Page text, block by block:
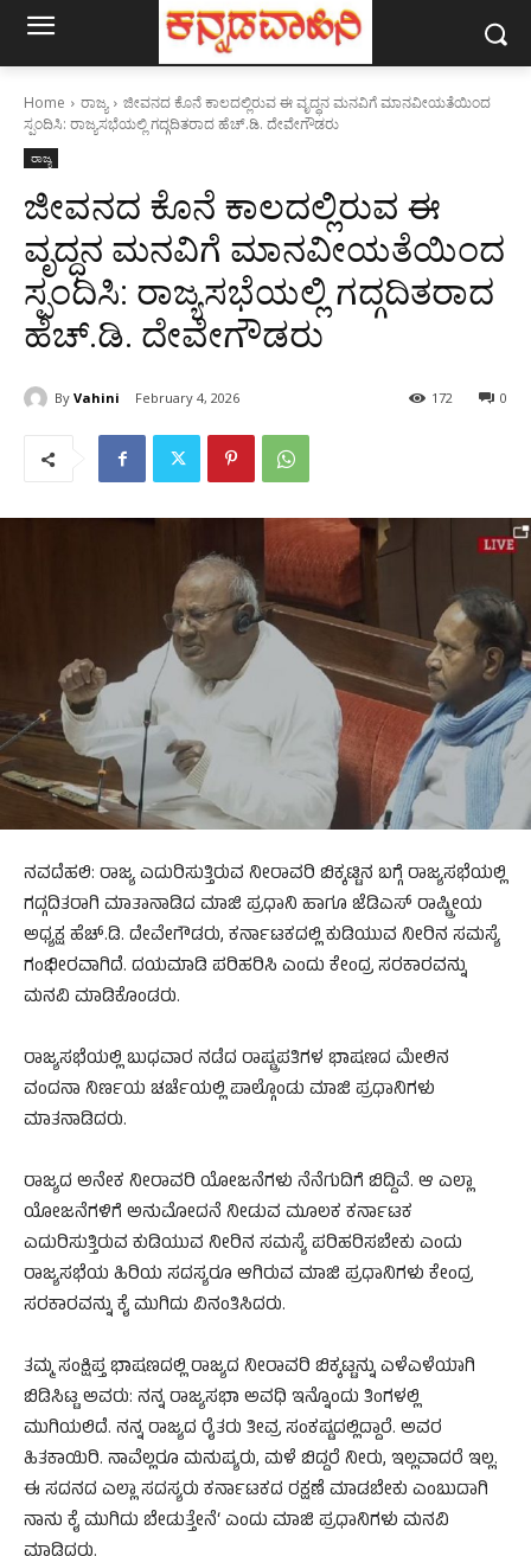
Home ರಾಜ್ಯ
ಜೀವನದ ಕೊನೆ ಕಾಲದಲ್ಲಿರುವ ಈ ವೃದ್ಧನ ಮನವಿಗೆ ಮಾನವೀಯತೆಯಿಂದ
ಸ್ಪಂದಿಸಿ: ರಾಜ್ಯಸಭೆಯಲ್ಲಿ ಗದ್ಗದಿತರಾದ ಹೆಚ್.ಡಿ. ದೇವೇಗೌಡರು
ರಾಜ್ಯ
ಜೀವನದ ಕೊನೆ ಕಾಲದಲ್ಲಿರುವ ಈ
ವೃದ್ಧನ ಮನವಿಗೆ ಮಾನವೀಯತೆಯಿಂದ
ಸ್ಪಂದಿಸಿ: ರಾಜ್ಯಸಭೆಯಲ್ಲಿ ಗದ್ಗದಿತರಾದ
ಹೆಚ್.ಡಿ. ದೇವೇಗೌಡರು
By Vahini February 4, 2026 0
172
ನವದೆಹಲಿ: ರಾಜ್ಯ ಎದುರಿಸುತ್ತಿರುವ ನೀರಾವರಿ ಬಿಕ್ಕಟ್ಟಿನ ಬಗ್ಗೆ ರಾಜ್ಯಸಭೆಯಲ್ಲಿ
ಗದ್ಗದಿತರಾಗಿ ಮಾತಾನಾಡಿದ ಮಾಜಿ ಪ್ರಧಾನಿ ಹಾಗೂ ಜೆಡಿಎಸ್ ರಾಷ್ಟ್ರೀಯ
ಅಧ್ಯಕ್ಷ ಹೆಚ್.ಡಿ. ದೇವೇಗೌಡರು, ಕರ್ನಾಟಕದಲ್ಲಿ ಕುಡಿಯುವ ನೀರಿನ ಸಮಸ್ಯೆ
ಗಂಭೀರವಾಗಿದೆ. ದಯಮಾಡಿ ಪರಿಹರಿಸಿ ಎಂದು ಕೇಂದ್ರ ಸರಕಾರವನ್ನು
ಮನವಿ ಮಾಡಿಕೊಂಡರು.
ರಾಜ್ಯಸಭೆಯಲ್ಲಿ ಬುಧವಾರ ನಡೆದ ರಾಷ್ಟ್ರಪತಿಗಳ ಭಾಷಣದ ಮೇಲಿನ
ವಂದನಾ ನಿರ್ಣಯ ಚರ್ಚೆಯಲ್ಲಿ ಪಾಲ್ಗೊಂಡು ಮಾಜಿ ಪ್ರಧಾನಿಗಳು
ಮಾತನಾಡಿದರು.
ರಾಜ್ಯದ ಅನೇಕ ನೀರಾವರಿ ಯೋಜನೆಗಳು ನೆನೆಗುದಿಗೆ ಬಿದ್ದಿವೆ. ಆ ಎಲ್ಲಾ
ಯೋಜನೆಗಳಿಗೆ ಅನುಮೋದನೆ ನೀಡುವ ಮೂಲಕ ಕರ್ನಾಟಕ
ಎದುರಿಸುತ್ತಿರುವ ಕುಡಿಯುವ ನೀರಿನ ಸಮಸ್ಯೆ ಪರಿಹರಿಸಬೇಕು ಎಂದು
ರಾಜ್ಯಸಭೆಯ ಹಿರಿಯ ಸದಸ್ಯರೂ ಆಗಿರುವ ಮಾಜಿ ಪ್ರಧಾನಿಗಳು ಕೇಂದ್ರ
ಸರಕಾರವನ್ನು ಕೈ ಮುಗಿದು ವಿನಂತಿಸಿದರು.
ತಮ್ಮ ಸಂಕ್ಷಿಪ್ತ ಭಾಷಣದಲ್ಲಿ ರಾಜ್ಯದ ನೀರಾವರಿ ಬಿಕ್ಕಟ್ಟನ್ನು ಎಳೆಎಳೆಯಾಗಿ
ಬಿಡಿಸಿಟ್ಟ ಅವರು: ನನ್ನ ರಾಜ್ಯಸಭಾ ಅವಧಿ ಇನ್ನೊಂದು ತಿಂಗಳಲ್ಲಿ
ಮುಗಿಯಲಿದೆ. ನನ್ನ ರಾಜ್ಯದ ರೈತರು ತೀವ್ರ ಸಂಕಷ್ಟದಲ್ಲಿದ್ದಾರೆ. ಅವರ
ಹಿತಕಾಯಿರಿ. ನಾವೆಲ್ಲರೂ ಮನುಷ್ಯರು, ಮಳೆ ಬಿದ್ದರೆ ನೀರು, ಇಲ್ಲವಾದರೆ ಇಲ್ಲ.
ಈ ಸದನದ ಎಲ್ಲಾ ಸದಸ್ಯರು ಕರ್ನಾಟಕದ ರಕ್ಷಣೆ ಮಾಡಬೇಕು ಎಂಬುದಾಗಿ
ನಾನು ಕೈ ಮುಗಿದು ಬೇಡುತ್ತೇನೆ‘ ಎಂದು ಮಾಜಿ ಪ್ರಧಾನಿಗಳು ಮನವಿ